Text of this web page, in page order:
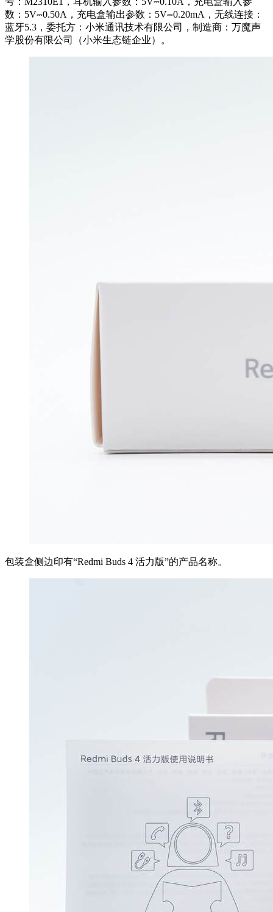
数：5V⎓0.50A，充电盒输出参数：5V⎓0.20mA，无线连接：
蓝牙5.3，委托方：小米通讯技术有限公司，制造商：万魔声
学股份有限公司（小米生态链企业）。
包装盒侧边印有“Redmi Buds 4 活力版”的产品名称。